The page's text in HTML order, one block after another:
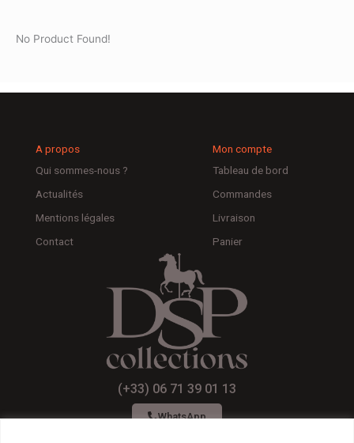
No Product Found!
A propos
Qui sommes-nous ?
Actualités
Mentions légales
Contact
Mon compte
Tableau de bord
Commandes
Livraison
Panier
(+33) 06 71 39 01 13
WhatsApp